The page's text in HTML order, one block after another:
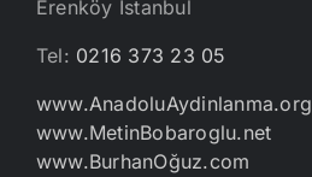
Erenköy İstanbul
Tel: 0216 373 23 05
www.AnadoluAydinlanma.org
www.MetinBobaroglu.net
www.BurhanOğuz.com